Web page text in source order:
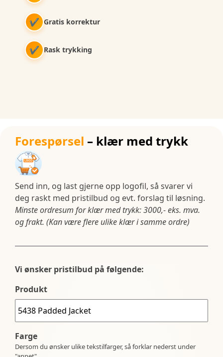
✔ Gratis korrektur
✔ Rask trykking
Forespørsel – klær med trykk
Send inn, og last gjerne opp logofil, så svarer vi
deg raskt med pristilbud og evt. forslag til løsning.
Minste ordresum for klær med trykk: 3000,- eks. mva.
og frakt. (Kan være flere ulike klær i samme ordre)
Vi ønsker pristilbud på følgende:
Produkt
Farge
Dersom du ønsker ulike tekstilfarger, så forklar nederst under